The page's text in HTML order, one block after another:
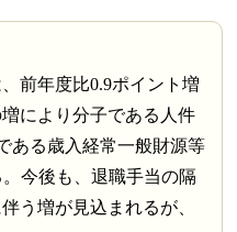
前年度比0.9ポイント増
により分子である人件
ある歳入経常一般財源等
今後も、退職手当の隔
う増が見込まれるが、